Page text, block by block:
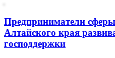
Предприниматели
Алтайского края
господдержки